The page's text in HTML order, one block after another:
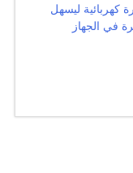
كهربائية ليسهل
في الجهاز